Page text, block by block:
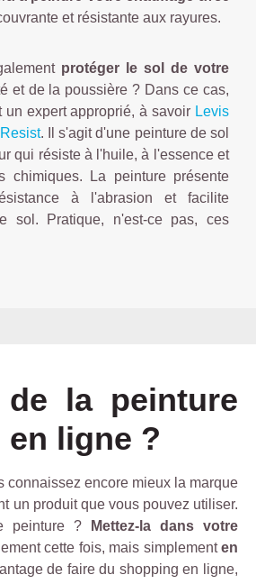
et résistante aux rayures.
protéger le sol de votre
et de la poussière ? Dans ce cas,
un expert approprié, à savoir Levis
. Il s'agit d'une peinture de sol
qui résiste à l'huile, à l'essence et
chimiques. La peinture présente
à l'abrasion et facilite
sol. Pratique, n'est-ce pas, ces
de la peinture
en ligne ?
connaissez encore mieux la marque
un produit que vous pouvez utiliser.
peinture ?
Mettez-la dans votre
cette fois, mais simplementen
de faire du shopping en ligne,